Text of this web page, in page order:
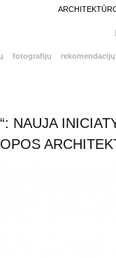
fotografijų rekomendacijų
NAUJA